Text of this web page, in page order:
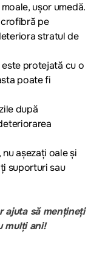
ușor umedă.
pe
stratul de
protejată cu o
poate fi
după
așezați oale și
suporturi sau
ajuta să mențineți
mulți ani!